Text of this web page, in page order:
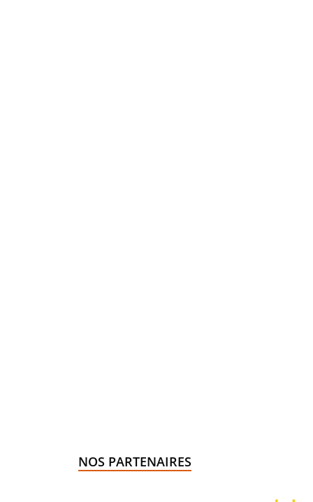
NOS PARTENAIRES